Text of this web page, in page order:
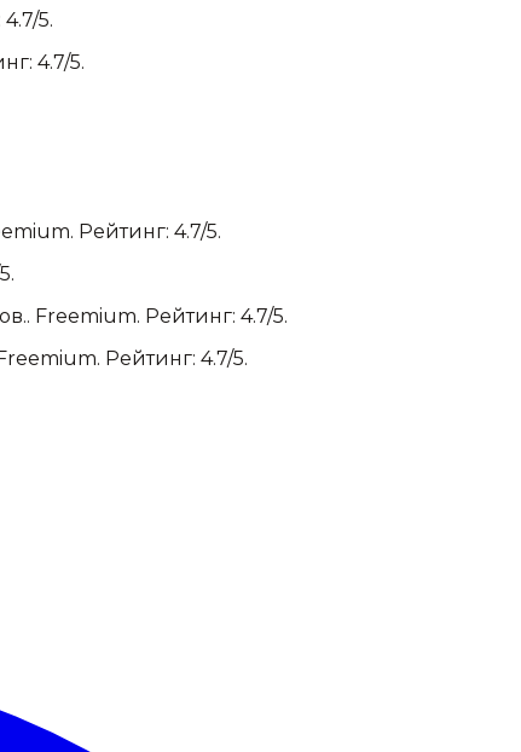
5.
4.7/5.
Рейтинг: 4.7/5.
. Freemium. Рейтинг: 4.7/5.
Рейтинг: 4.7/5.